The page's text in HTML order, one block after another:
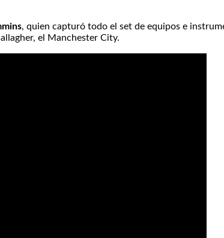
, quien capturó todo el set de equipos e
el Manchester City.